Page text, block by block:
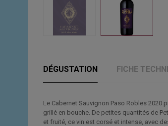
DÉGUSTATION FICHE
Le Cabernet Sauvignon Paso Robles
grillé en bouche. De petites quantités de
et fruité, ce vin est corsé et intense, avec